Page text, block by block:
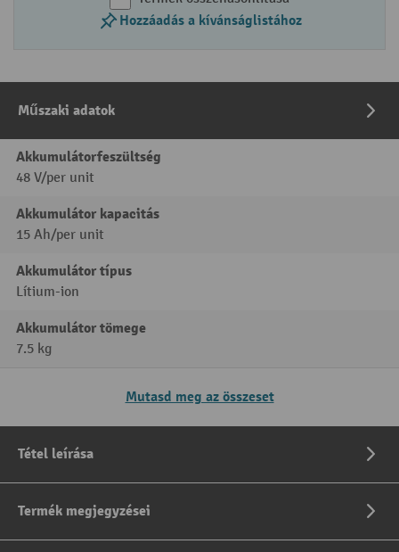
Hozzáadás a kívánságlistához
Műszaki adatok
Akkumulátorfeszültség
48 V/per unit
Akkumulátor kapacitás
15 Ah/per unit
Akkumulátor típus
Lítium-ion
Akkumulátor tömege
7.5 kg
Mutasd meg az összeset
Tétel leírása
Termék megjegyzései